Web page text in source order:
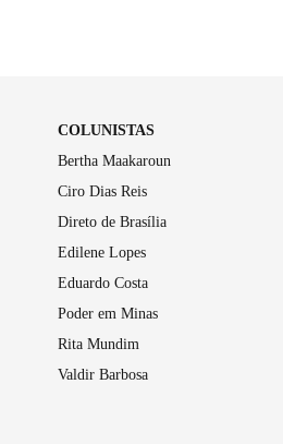
COLUNISTAS
Bertha Maakaroun
Ciro Dias Reis
Direto de Brasília
Edilene Lopes
Eduardo Costa
Poder em Minas
Rita Mundim
Valdir Barbosa